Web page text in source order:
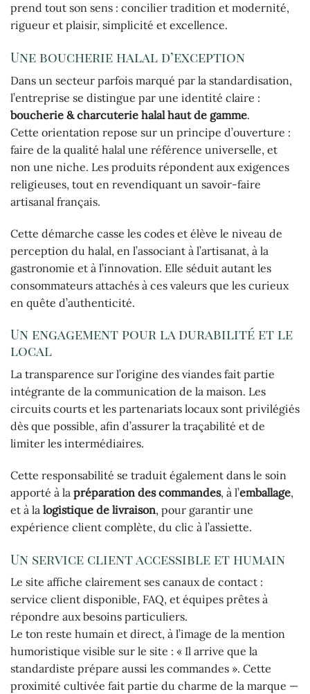
prend tout son sens : concilier tradition et modernité,
rigueur et plaisir, simplicité et excellence.
Une boucherie halal d’exception
Dans un secteur parfois marqué par la standardisation,
l’entreprise se distingue par une identité claire :
boucherie & charcuterie halal haut de gamme.
Cette orientation repose sur un principe d’ouverture :
faire de la qualité halal une référence universelle, et
non une niche. Les produits répondent aux exigences
religieuses, tout en revendiquant un savoir-faire
artisanal français.
Cette démarche casse les codes et élève le niveau de
perception du halal, en l’associant à l’artisanat, à la
gastronomie et à l’innovation. Elle séduit autant les
consommateurs attachés à ces valeurs que les curieux
en quête d’authenticité.
Un engagement pour la durabilité et le
local
La transparence sur l’origine des viandes fait partie
intégrante de la communication de la maison. Les
circuits courts et les partenariats locaux sont privilégiés
dès que possible, afin d’assurer la traçabilité et de
limiter les intermédiaires.
Cette responsabilité se traduit également dans le soin
apporté à la préparation des commandes, à l’emballage,
et à la logistique de livraison, pour garantir une
expérience client complète, du clic à l’assiette.
Un service client accessible et humain
Le site affiche clairement ses canaux de contact :
service client disponible, FAQ, et équipes prêtes à
répondre aux besoins particuliers.
Le ton reste humain et direct, à l’image de la mention
humoristique visible sur le site : « Il arrive que la
standardiste prépare aussi les commandes ». Cette
proximité cultivée fait partie du charme de la marque —